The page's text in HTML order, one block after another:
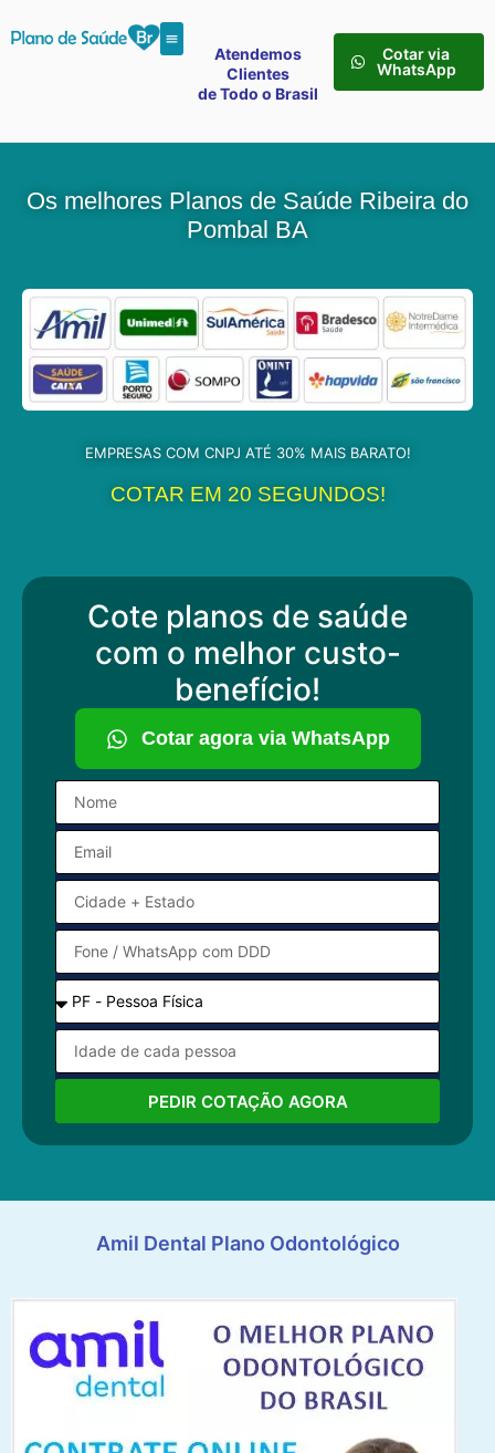
Atendemos
Clientes
de Todo o Brasil
Cotar via
WhatsApp
Os melhores Planos de Saúde Ribeira do
Pombal BA
EMPRESAS COM CNPJ ATÉ 30% MAIS BARATO!
COTAR EM 20 SEGUNDOS!​
Cote planos de saúde
com o melhor custo-
benefício!
Cotar agora via WhatsApp
PEDIR COTAÇÃO AGORA
Amil Dental Plano Odontológico